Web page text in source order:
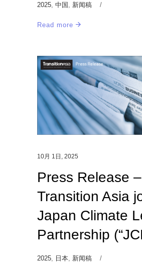
2025, 中国 , 新闻稿
Read more
10月 1日, 2025
Press Release –
Transition Asia
Japan Climate
Partnership
2025, 日本, 新闻稿